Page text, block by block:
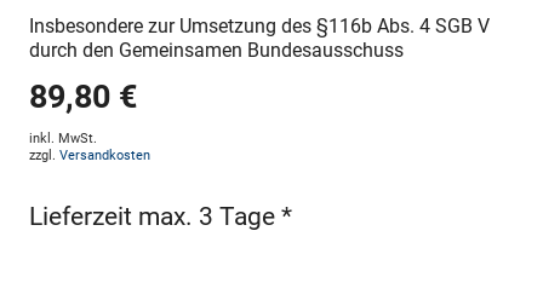
Insbesondere zur Umsetzung des §116b Abs. 4 SGB V
durch den Gemeinsamen Bundesausschuss
89,80 €
inkl. MwSt.
zzgl. Versandkosten
Lieferzeit max. 3 Tage *